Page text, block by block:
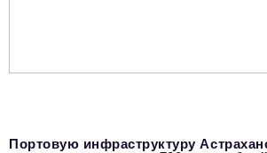
Портовую инфраструктуру